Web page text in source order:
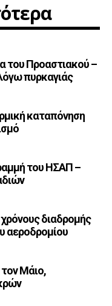
του Προαστιακού –
πυρκαγιάς
καταπόνηση
του ΗΣΑΠ –
διαδρομής
αεροδρομίου
Μάιο,